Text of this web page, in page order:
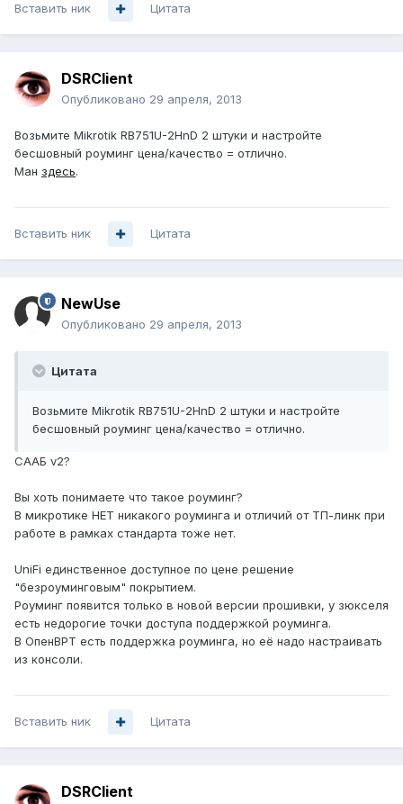
Вставить ник Цитата
DSRClient
Опубликовано 29 апреля, 2013
Возьмите Mikrotik RB751U-2HnD 2 штуки и настройте
бесшовный роуминг цена/качество = отлично.
Ман здесь.
Вставить ник Цитата
NewUse
Опубликовано 29 апреля, 2013
Цитата
Возьмите Mikrotik RB751U-2HnD 2 штуки и настройте
бесшовный роуминг цена/качество = отлично.
СААБ v2?
Вы хоть понимаете что такое роуминг?
В микротике НЕТ никакого роуминга и отличий от ТП-линк при
работе в рамках стандарта тоже нет.
UniFi единственное доступное по цене решение
"безроуминговым" покрытием.
Роуминг появится только в новой версии прошивки, у зюкселя
есть недорогие точки доступа поддержкой роуминга.
В ОпенВРТ есть поддержка роуминга, но её надо настраивать
из консоли.
Вставить ник Цитата
DSRClient